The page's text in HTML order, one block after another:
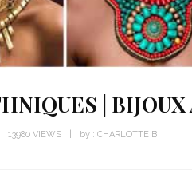
| BIJOUX
13980 VIEWS by : CHARLOTTE B